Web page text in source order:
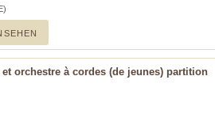
orchestre à cordes (de jeunes) partition